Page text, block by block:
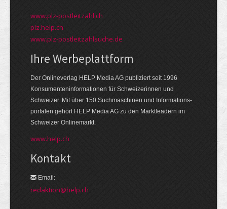
www.plz-postleitzahl.ch
plz.help.ch
www.plz-postleitzahlsuche.de
Ihre Werbeplattform
Der Onlineverlag HELP Media AG publiziert seit 1996
Konsumenten­informationen für Schweizerinnen und
Schweizer. Mit über 150 Suchmaschinen und Informations­
portalen gehört HELP Media AG zu den Markt­leadern im
Schweizer Onlinemarkt.
www.help.ch
Kontakt
Email:
redaktion@help.ch